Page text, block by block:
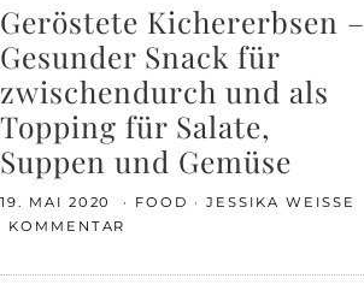
Geröstete Kichererbsen –
Gesunder Snack für
zwischendurch und als
Topping für Salate,
Suppen und Gemüse
19. MAI 2020 FOOD
JESSIKA WEISSE
KOMMENTAR